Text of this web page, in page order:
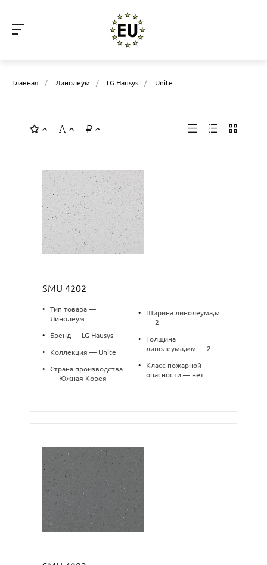
Главная / Линолеум / LG Hausys / Unite
SMU 4202
•
Тип товара —
Линолеум
• Бренд — LG Hausys
• Коллекция — Unite
•
Страна производства
— Южная Корея
•
Ширина линолеума,м
— 2
•
Толщина
линолеума,мм — 2
•
Класс пожарной
опасности — нет